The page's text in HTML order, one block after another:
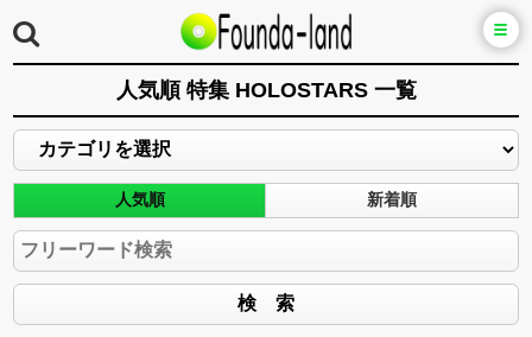
人気順 特集 HOLOSTARS 一覧
人気順 新着順